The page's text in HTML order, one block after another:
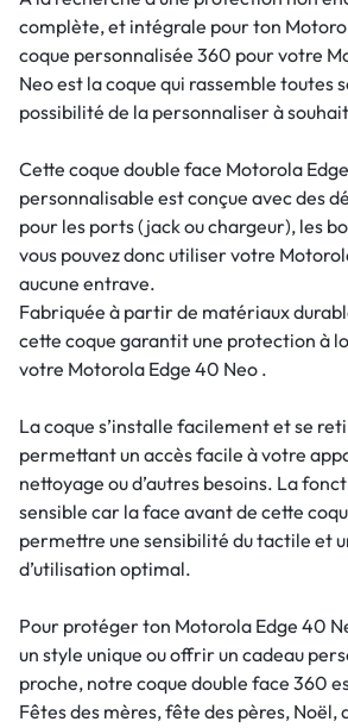
complète, et intégrale pour ton
coque personnalisée 360 pour votre
Neo est la coque qui rassemble toutes
possibilité de la personnaliser à
Cette coque double face Motorola
personnalisable est conçue avec des
pour les ports (jack ou chargeur), les
vous pouvez donc utiliser votre
aucune entrave.
Fabriquée à partir de matériaux
cette coque garantit une protection à
votre Motorola Edge 40 Neo .
La coque s’installe facilement et se
permettant un accès facile à votre
nettoyage ou d’autres besoins. La
sensible car la face avant de cette
permettre une sensibilité du tactile et
d’utilisation optimal.
Pour protéger ton Motorola Edge 40
un style unique ou offrir un cadeau
proche, notre coque double face 360
Fêtes des mères, fête des pères, Noël,